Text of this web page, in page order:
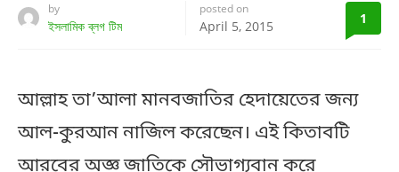
by
ইসলামিক ব্লগ টিম
posted on
April 5, 2015 1
আল্লাহ তা’আলা মানবজাতির হেদায়েতের জন্য
আল-কুরআন নাজিল করেছেন। এই কিতাবটি
আরবের অজ্ঞ জাতিকে সৌভাগ্যবান করে